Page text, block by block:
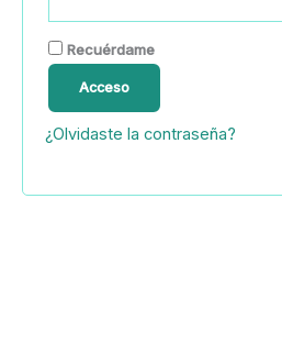
Recuérdame
Acceso
¿Olvidaste la contraseña?